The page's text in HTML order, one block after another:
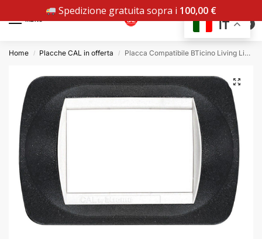
0
Home / Placche CAL in offerta / Placca Compatibile BTicino Living Light Nero Goffrato in Metallo
IT
Spedizione gratuita sopra i 100,00 €